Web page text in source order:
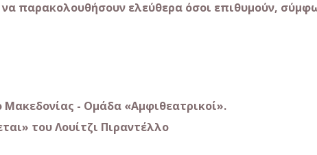
ελεύθερα όσοι επιθυμούν,
Μακεδονίας - Ομάδα «Αμφιθεατρικοί».
του Λουίτζι Πιραντέλλο